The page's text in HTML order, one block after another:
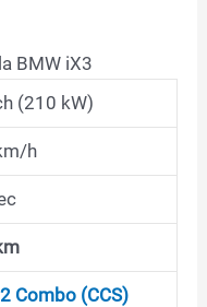
BMW iX3
(210 kW)
h
Combo (CCS)